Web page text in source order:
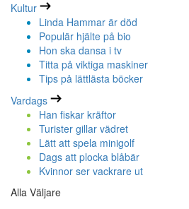
Kultur
Linda Hammar är död
Populär hjälte på bio
Hon ska dansa i tv
Titta på viktiga maskiner
Tips på lättlästa böcker
Vardags
Han fiskar kräftor
Turister gillar vädret
Lätt att spela minigolf
Dags att plocka blåbär
Kvinnor ser vackrare ut
Alla Väljare